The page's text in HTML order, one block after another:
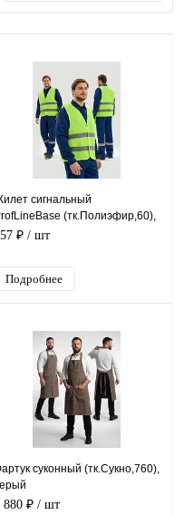
сигнальный
(тк.Полиэфир,60),
₽ / шт
Подробнее
суконный (тк.Сукно,760),
880 ₽ / шт